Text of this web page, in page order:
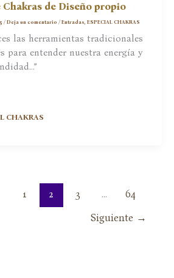
Chakras de Diseño propio
/Deja un comentario /Entradas,ESPECIAL CHAKRAS
las herramientas tradicionales
para entender nuestra energía y
CHAKRAS
1 2 3 … 64
Siguiente →